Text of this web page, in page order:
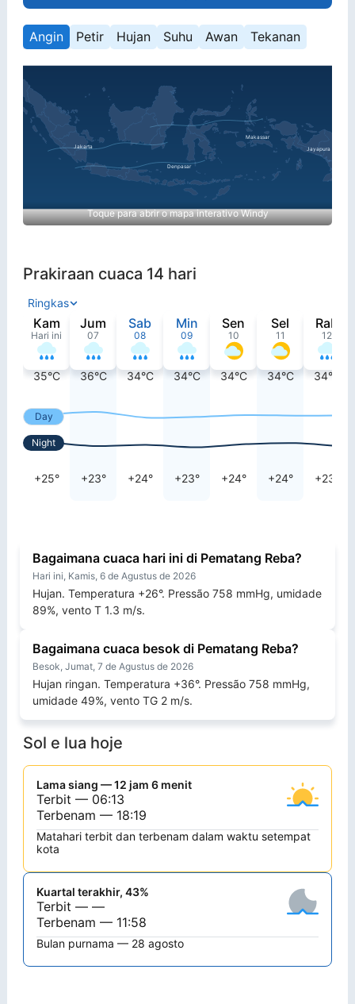
Angin Petir Hujan Suhu Awan Tekanan
Toque para abrir o mapa interativo Windy
Prakiraan cuaca 14 hari
Ringkas
Kam
Hari ini
35°C
+25°
Jum
07
36°C
+23°
Sab
08
34°C
+24°
Min
09
34°C
+23°
Sen
10
34°C
+24°
Sel
11
34°C
+24°
Rab
12
34°C
+23°
Day
Night
Bagaimana cuaca hari ini di Pematang Reba?
Hari ini, Kamis, 6 de Agustus de 2026
Hujan. Temperatura +26°. Pressão 758 mmHg, umidade
89%, vento T 1.3 m/s.
Bagaimana cuaca besok di Pematang Reba?
Besok, Jumat, 7 de Agustus de 2026
Hujan ringan. Temperatura +36°. Pressão 758 mmHg,
umidade 49%, vento TG 2 m/s.
Sol e lua hoje
Lama siang — 12 jam 6 menit
Terbit — 06:13
Terbenam — 18:19
Matahari terbit dan terbenam dalam waktu setempat
kota
Kuartal terakhir, 43%
Terbit — —
Terbenam — 11:58
Bulan purnama — 28 agosto